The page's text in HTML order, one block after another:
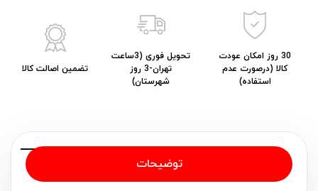
30 روز امکان عودت
کالا (درصورت عدم
استفاده)
تحویل فوری (3ساعت
تهران-3 روز
شهرستان)
تضمین اصالت کالا
توضیحات